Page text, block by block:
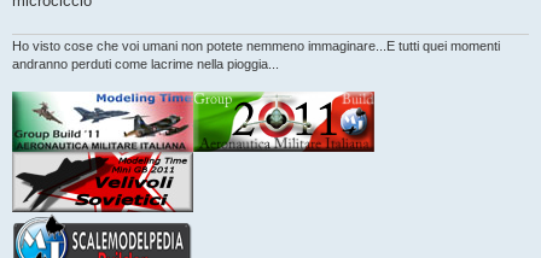
Ho visto cose che voi umani non potete nemmeno immaginare...E tutti quei momenti
andranno perduti come lacrime nella pioggia...